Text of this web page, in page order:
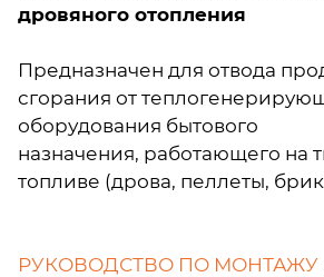
дровяного отопления
Предназначен для отвода
сгорания от
оборудования бытового
назначения, работающего на
топливе (дрова, пеллеты,
РУКОВОДСТВО ПО МОНТАЖУ